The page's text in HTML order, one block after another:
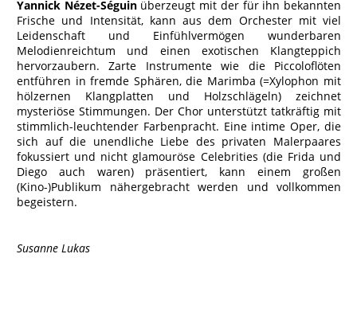
Yannick Nézet-Séguinüberzeugt mit der für ihn bekannten
Frische und Intensität, kann aus dem Orchester mit viel
Leidenschaft und Einfühlvermögen wunderbaren
Melodienreichtum und einen exotischen Klangteppich
hervorzaubern. Zarte Instrumente wie die Piccoloflöten
entführen in fremde Sphären, die Marimba (=Xylophon mit
hölzernen Klangplatten und Holzschlägeln) zeichnet
mysteriöse Stimmungen. Der Chor unterstützt tatkräftig mit
stimmlich-leuchtender Farbenpracht. Eine intime Oper, die
sich auf die unendliche Liebe des privaten Malerpaares
fokussiert und nicht glamouröse Celebrities (die Frida und
Diego auch waren) präsentiert, kann einem großen
(Kino-)Publikum nähergebracht werden und vollkommen
begeistern.
Susanne Lukas